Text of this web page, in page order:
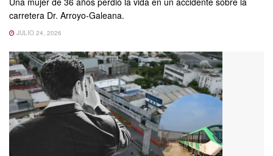
carretera Dr. Arroyo-Galeana.
JULIO 24, 2026